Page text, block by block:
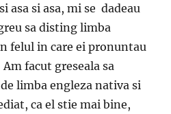
asa si asa, mi se dadeau
sa disting limba
felul in care ei pronuntau
facut greseala sa
limba engleza nativa si
ca el stie mai bine,